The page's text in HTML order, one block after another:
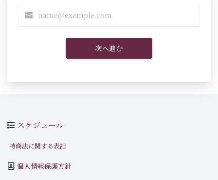
次へ進む
スケジュール
特商法に関する表記
個人情報保護方針